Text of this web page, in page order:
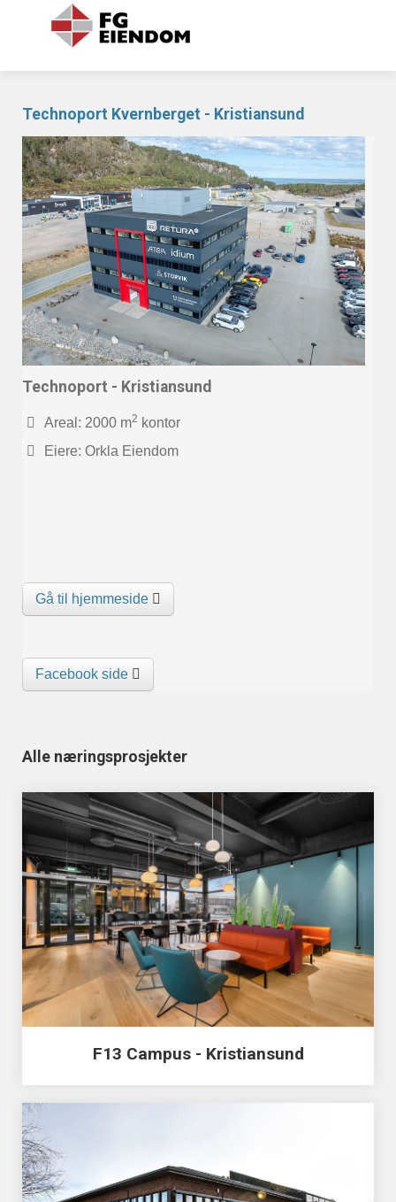
Technoport Kvernberget - Kristiansund
Technoport - Kristiansund
Areal: 2000 m2 kontor
Eiere: Orkla Eiendom
Gå til hjemmeside
Facebook side
Alle næringsprosjekter
F13 Campus - Kristiansund